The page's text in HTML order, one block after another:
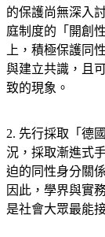
的保護尚無深入
庭制度的「開創
上，積極保護同
與建立共識，且
致的現象。
2. 先行採取「德
況，採取漸進式
迫的同性身分關
因此，學界與實
是社會大眾最能